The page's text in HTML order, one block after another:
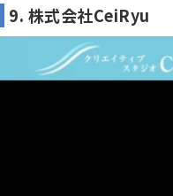
9. 株式会社CeiRyu